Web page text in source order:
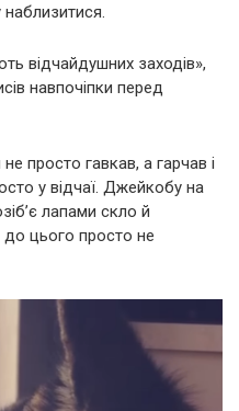
відчайдушних заходів»,
навпочіпки перед
просто гавкав, а гарчав і
у відчаї. Джейкобу на
лапами скло й
до цього просто не